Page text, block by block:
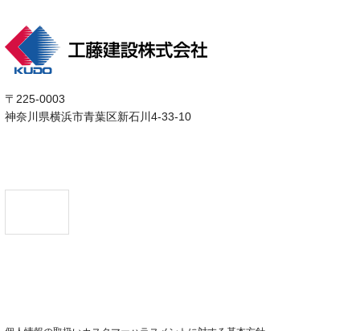
〒225-0003
神奈川県横浜市青葉区新石川4-33-10